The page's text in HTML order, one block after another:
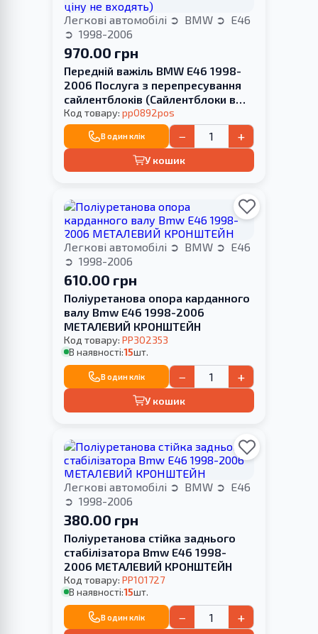
Легкові автомобілі BMW
E46
1998-2006
970.00 грн
Передній важіль BMW E46 1998-
2006 Послуга з перепресування
сайлентблоків (Сайлентблоки в
ціну не входять)
Код товару: pp0892pos
В один клік − +
У кошик
Легкові автомобілі BMW
E46
1998-2006
610.00 грн
Поліуретанова опора карданного
валу Bmw E46 1998-2006
МЕТАЛЕВИЙ КРОНШТЕЙН
Код товару: PP302353
В наявності:15шт.
В один клік − +
У кошик
Легкові автомобілі BMW
E46
1998-2006
380.00 грн
Поліуретанова стійка заднього
стабілізатора Bmw E46 1998-
2006 МЕТАЛЕВИЙ КРОНШТЕЙН
Код товару: PP101727
В наявності:15шт.
В один клік − +